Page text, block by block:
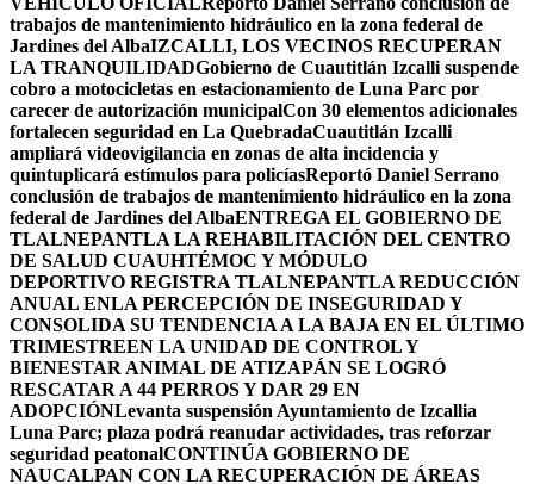
trabajos de mantenimiento hidráulico en la zona federal de
Jardines del AlbaIZCALLI, LOS VECINOS RECUPERAN
LA TRANQUILIDADGobierno de Cuautitlán Izcalli suspende
cobro a motocicletas en estacionamiento de Luna Parc por
carecer de autorización municipalCon 30 elementos adicionales
fortalecen seguridad en La QuebradaCuautitlán Izcalli
ampliará videovigilancia en zonas de alta incidencia y
quintuplicará estímulos para policíasReportó Daniel Serrano
conclusión de trabajos de mantenimiento hidráulico en la zona
federal de Jardines del AlbaENTREGA EL GOBIERNO DE
TLALNEPANTLA LA REHABILITACIÓN DEL CENTRO
DE SALUD CUAUHTÉMOC Y MÓDULO
DEPORTIVO REGISTRA TLALNEPANTLA REDUCCIÓN
ANUAL ENLA PERCEPCIÓN DE INSEGURIDAD Y
CONSOLIDA SU TENDENCIA A LA BAJA EN EL ÚLTIMO
TRIMESTREEN LA UNIDAD DE CONTROL Y
BIENESTAR ANIMAL DE ATIZAPÁN SE LOGRÓ
RESCATAR A 44 PERROS Y DAR 29 EN
ADOPCIÓNLevanta suspensión Ayuntamiento de Izcallia
Luna Parc; plaza podrá reanudar actividades, tras reforzar
seguridad peatonalCONTINÚA GOBIERNO DE
NAUCALPAN CON LA RECUPERACIÓN DE ÁREAS